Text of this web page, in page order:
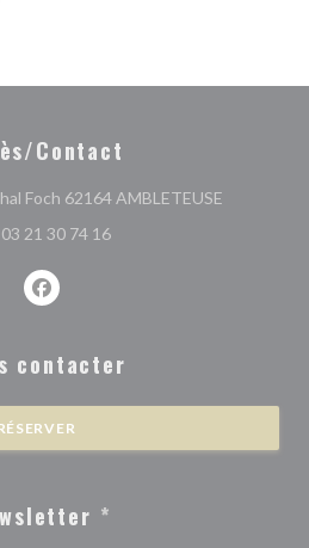
Contact
Foch 62164 AMBLETEUSE((ouvre
03 21 30 74 16
Facebook ((ouvre une nouvelle
contacter
*